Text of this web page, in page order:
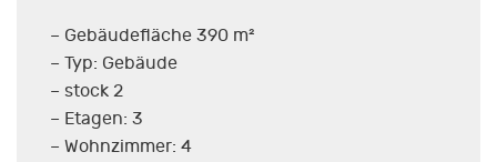
– Gebäudefläche 390 m²
– Typ: Gebäude
– stock 2
– Etagen: 3
– Wohnzimmer: 4